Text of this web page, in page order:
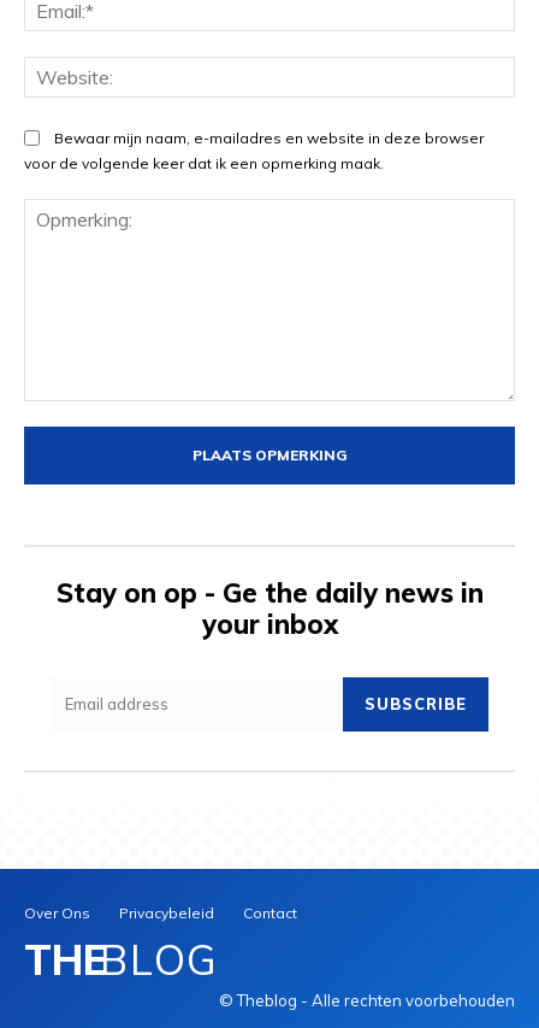
Bewaar mijn naam, e-mailadres en website in deze browser
voor de volgende keer dat ik een opmerking maak.
Stay on op - Ge the daily news in
your inbox
SUBSCRIBE
Over Ons Privacybeleid Contact
THEBLOG
© Theblog - Alle rechten voorbehouden